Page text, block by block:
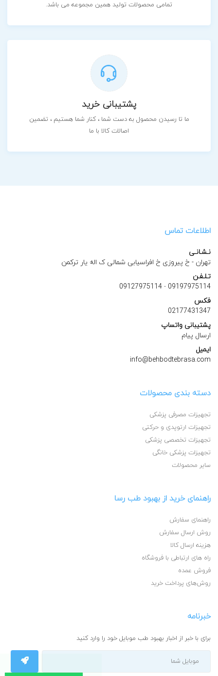
تمامی محصولات تولید همین مجموعه می باشد.
پشتیبانی خرید
ما تا رسیدن محصول به دست شما ، کنار شما هستیم ، تضمین
اصالات کالا با ما
اطلاعات تماس
نـشـانـی
تهران - خ پیروزی خ افراسیابی شمالی ک اله یار ترکمن
تـلـفـن
09197975114
-
09127975114
فکس
02177431347
پشتیبانی واتساپ
ارسال پیام
ایمیل
info@behbodtebrasa.com
دسته بندی محصولات
تجهیزات مصرفی پزشکی
تجهیزات ارتوپدی و حرکتی
تجهیزات تخصصی پزشکی
تجهیزات پزشکی خانگی
سایر محصولات
راهنمای خرید از بهبود طب رسا
راهنمای سفارش
روش ارسال سفارش
هزینه ارسال کالا
راه های ارتباطی با فروشگاه
فروش عمده
روش‌های پرداخت خرید
خبرنامه
برای با خبر از اخبار بهبود طب موبایل خود را وارد کنید